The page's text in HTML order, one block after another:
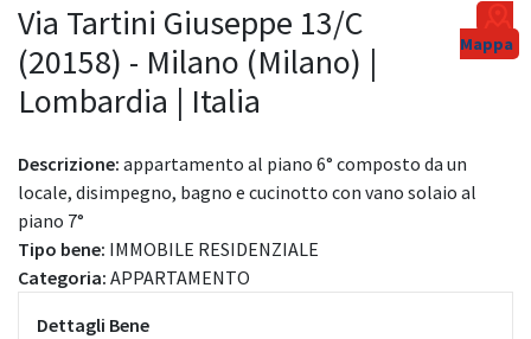
Via Tartini Giuseppe 13/C
(20158) - Milano (Milano) |
Lombardia | Italia
Mappa
Descrizione: appartamento al piano 6° composto da un
locale, disimpegno, bagno e cucinotto con vano solaio al
piano 7°
Tipo bene: IMMOBILE RESIDENZIALE
Categoria: APPARTAMENTO
Dettagli Bene